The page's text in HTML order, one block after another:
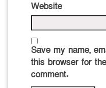
Website
Save my name,
this browser for
comment.